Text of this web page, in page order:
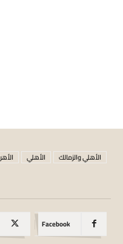
الأهلي
الأهلي والزمالك
Facebook